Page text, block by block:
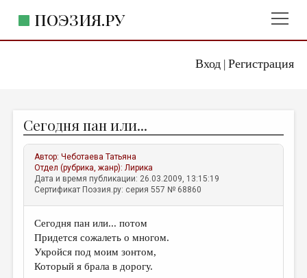
Вход| Регистрация
ПОЭЗИЯ.РУ
ЖАНРЫ
АВТОРЫ
КОММЕНТАРИИ
ЛИТСАЛОН
НОВОСТИ
ПРАВИЛА САЙТА
Сегодня пан или...
Автор:Чеботаева Татьяна
Отдел (рубрика, жанр):Лирика
Дата и время публикации: 26.03.2009, 13:15:19
Сертификат Поэзия.ру: серия 557 № 68860
Сегодня пан или... потом
Придется сожалеть о многом.
Укройся под моим зонтом,
Который я брала в дорогу.